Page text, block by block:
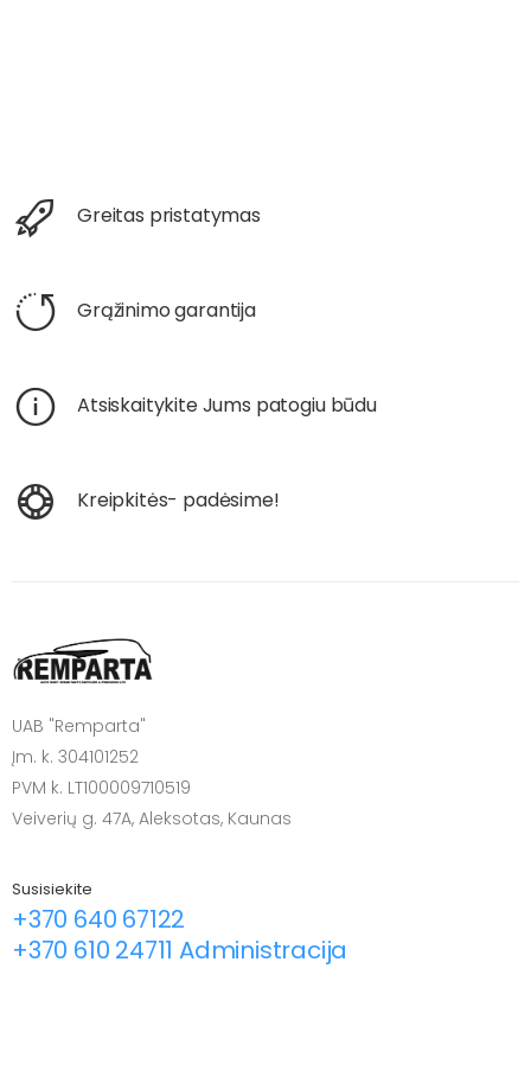
Greitas pristatymas
Grąžinimo garantija
Atsiskaitykite Jums patogiu būdu
Kreipkitės- padėsime!
UAB "Remparta"
Įm. k. 304101252
PVM k. LT100009710519
Veiverių g. 47A, Aleksotas, Kaunas
Susisiekite
+370 640 67122
+370 610 24711 Administracija